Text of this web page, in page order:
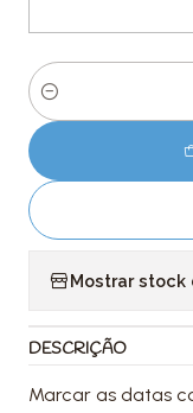
Quantidade
Mostrar stock
DESCRIÇÃO
Marcar as datas